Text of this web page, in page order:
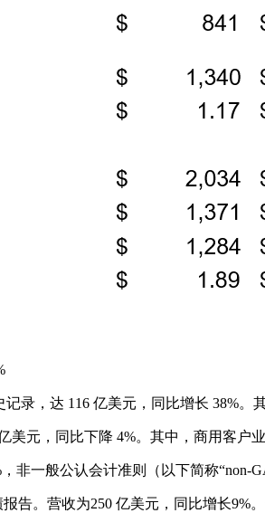
录，达 116 亿美元，同比增长 38%
美元，同比下降 4%。其中，商用客户
非一般公认会计准则（以下简称“non-
告。营收为250 亿美元，同比增长